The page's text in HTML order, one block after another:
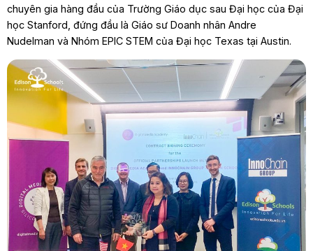
chuyên gia hàng đầu của Trường Giáo dục sau Đại học của Đại
học Stanford, đứng đầu là Giáo sư Doanh nhân Andre
Nudelman và Nhóm EPIC STEM của Đại học Texas tại Austin.